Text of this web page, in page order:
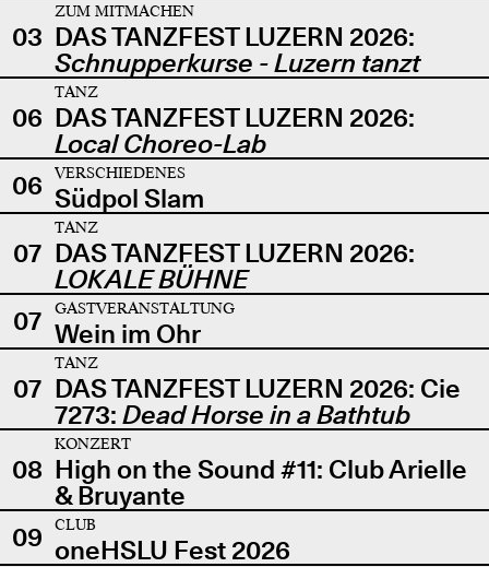
03
ZUM MITMACHEN
DAS TANZFEST LUZERN 2026:
Schnupperkurse - Luzern tanzt
06
TANZ
DAS TANZFEST LUZERN 2026:
Local Choreo-Lab
06
VERSCHIEDENES
Südpol Slam
07
TANZ
DAS TANZFEST LUZERN 2026:
LOKALE BÜHNE
07
GASTVERANSTALTUNG
Wein im Ohr
07
TANZ
DAS TANZFEST LUZERN 2026: Cie
7273: Dead Horse in a Bathtub
08
KONZERT
High on the Sound #11: Club Arielle
& Bruyante
09
CLUB
oneHSLU Fest 2026